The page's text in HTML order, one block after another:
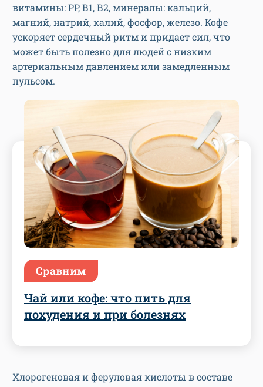
витамины: РР, В1, В2, минералы: кальций,
магний, натрий, калий, фосфор, железо. Кофе
ускоряет сердечный ритм и придает сил, что
может быть полезно для людей с низким
артериальным давлением или замедленным
пульсом.
Сравним
Чай или кофе: что пить для
похудения и при болезнях
Хлорогеновая и феруловая кислоты в составе